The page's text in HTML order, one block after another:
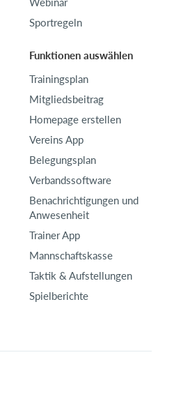
Sportregeln
Funktionen auswählen
Trainingsplan
Mitgliedsbeitrag
Homepage erstellen
Vereins App
Belegungsplan
Verbandssoftware
Benachrichtigungen und
Anwesenheit
Trainer App
Mannschaftskasse
Taktik & Aufstellungen
Spielberichte